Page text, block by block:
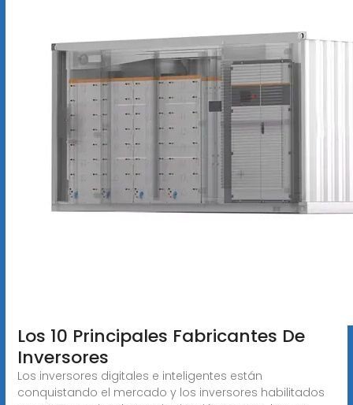
Los 10 Principales Fabricantes De
Inversores
Los inversores digitales e inteligentes están
conquistando el mercado y los inversores habilitados